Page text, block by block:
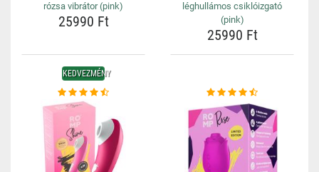
rózsa vibrátor (pink)
25990 Ft
léghullámos csiklóizgató
(pink)
25990 Ft
KEDVEZMÉNY